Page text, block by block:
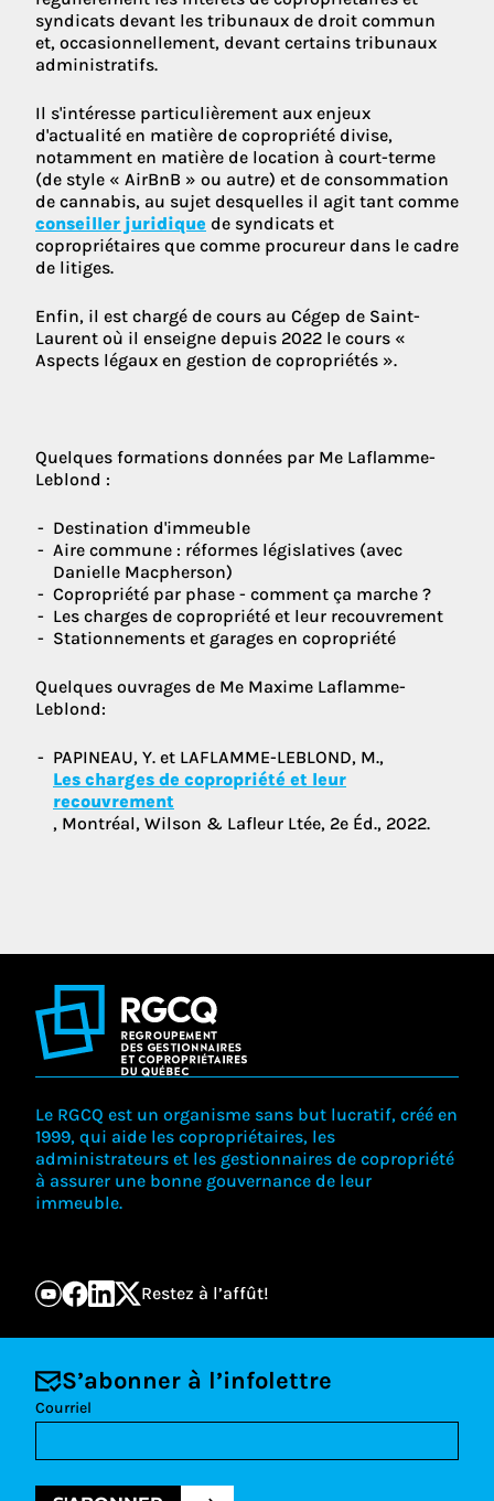
syndicats devant les tribunaux de droit commun
et, occasionnellement, devant certains tribunaux
administratifs.
Il s'intéresse particulièrement aux enjeux
d'actualité en matière de copropriété divise,
notamment en matière de location à court-terme
(de style « AirBnB » ou autre) et de consommation
de cannabis, au sujet desquelles il agit tant comme
conseiller juridique de syndicats et
copropriétaires que comme procureur dans le cadre
de litiges.
Enfin, il est chargé de cours au Cégep de Saint-
Laurent où il enseigne depuis 2022 le cours «
Aspects légaux en gestion de copropriétés ».
Quelques formations données par Me Laflamme-
Leblond :
Destination d'immeuble
Aire commune : réformes législatives (avec
Danielle Macpherson)
Copropriété par phase - comment ça marche ?
Les charges de copropriété et leur recouvrement
Stationnements et garages en copropriété
Quelques ouvrages de Me Maxime Laflamme-
Leblond:
PAPINEAU, Y. et LAFLAMME-LEBLOND, M.,
Les charges de copropriété et leur
recouvrement
, Montréal, Wilson & Lafleur Ltée, 2e Éd., 2022.
Le RGCQ est un organisme sans but lucratif, créé en
1999, qui aide les copropriétaires, les
administrateurs et les gestionnaires de copropriété
à assurer une bonne gouvernance de leur
immeuble.
Restez à l’affût!
S’abonner à l’infolettre
Courriel